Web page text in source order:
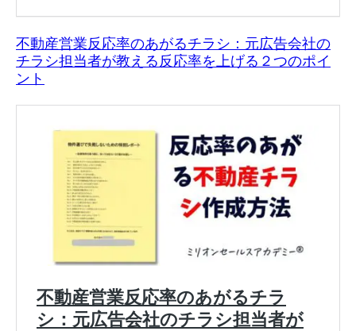
不動産営業反応率のあがるチラシ：元広告会社の
チラシ担当者が教える反応率を上げる２つのポイ
ント